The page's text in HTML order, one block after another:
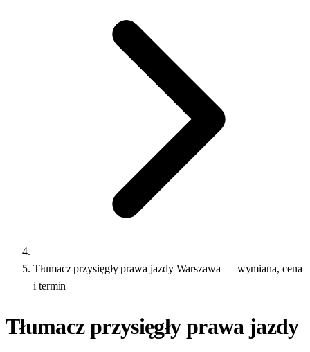
Tłumacz przysięgły prawa jazdy Warszawa — wymiana, cena
i termin
Tłumacz przysięgły prawa jazdy